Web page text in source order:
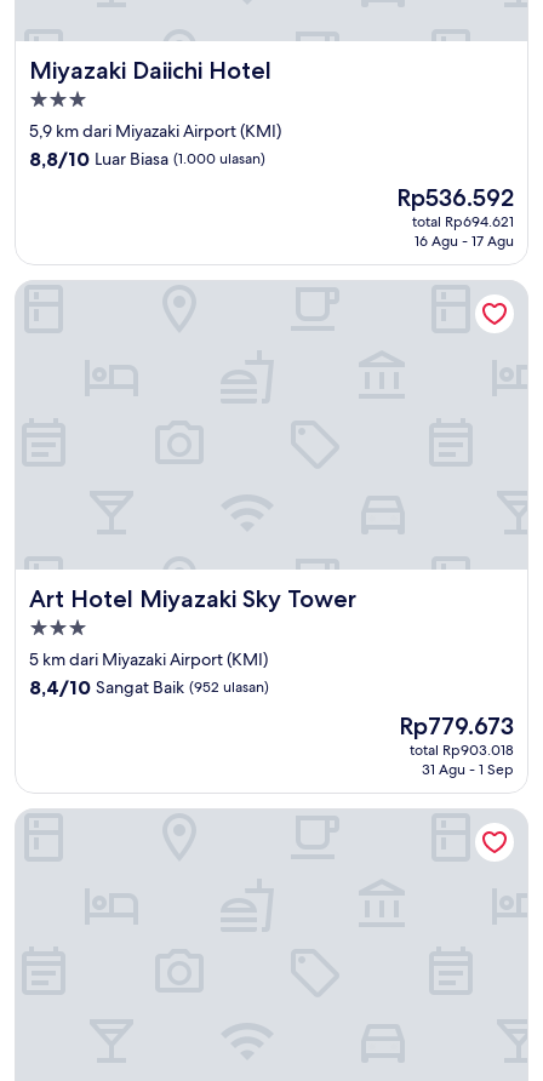
Miyazaki Daiichi Hotel
Miyazaki Daiichi Hotel
Properti
bintang
3.0
5,9 km dari Miyazaki Airport (KMI)
8.8
(1.000
ulasan)
8,8/10 Luar Biasa (1.000 ulasan)
Harga
sekarang
Rp536.592
Rp536.592
total Rp694.621
16 Agu - 17 Agu
Art Hotel Miyazaki Sky Tower
Art Hotel Miyazaki Sky Tower
Properti
bintang
3.0
5 km dari Miyazaki Airport (KMI)
8.4
(952
ulasan)
8,4/10 Sangat Baik (952 ulasan)
Harga
sekarang
Rp779.673
Rp779.673
total Rp903.018
31 Agu - 1 Sep
Art Hotel Miyazaki Sky Tower
Mango Hotel Miyazaki